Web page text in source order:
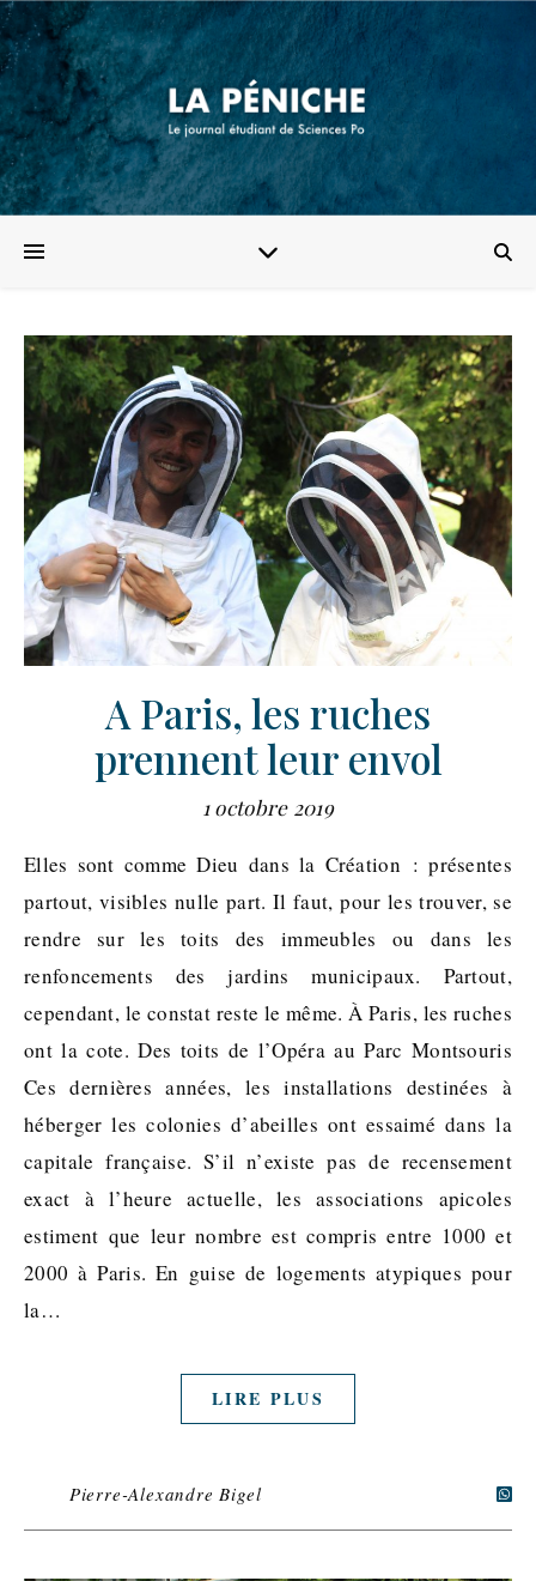
A Paris, les ruches
prennent leur envol
1 octobre 2019
Elles sont comme Dieu dans la Création : présentes
partout, visibles nulle part. Il faut, pour les trouver, se
rendre sur les toits des immeubles ou dans les
renfoncements des jardins municipaux. Partout,
cependant, le constat reste le même. À Paris, les ruches
ont la cote. Des toits de l’Opéra au Parc Montsouris
Ces dernières années, les installations destinées à
héberger les colonies d’abeilles ont essaimé dans la
capitale française. S’il n’existe pas de recensement
exact à l’heure actuelle, les associations apicoles
estiment que leur nombre est compris entre 1000 et
2000 à Paris. En guise de logements atypiques pour
la…
LIRE PLUS
Pierre-Alexandre Bigel